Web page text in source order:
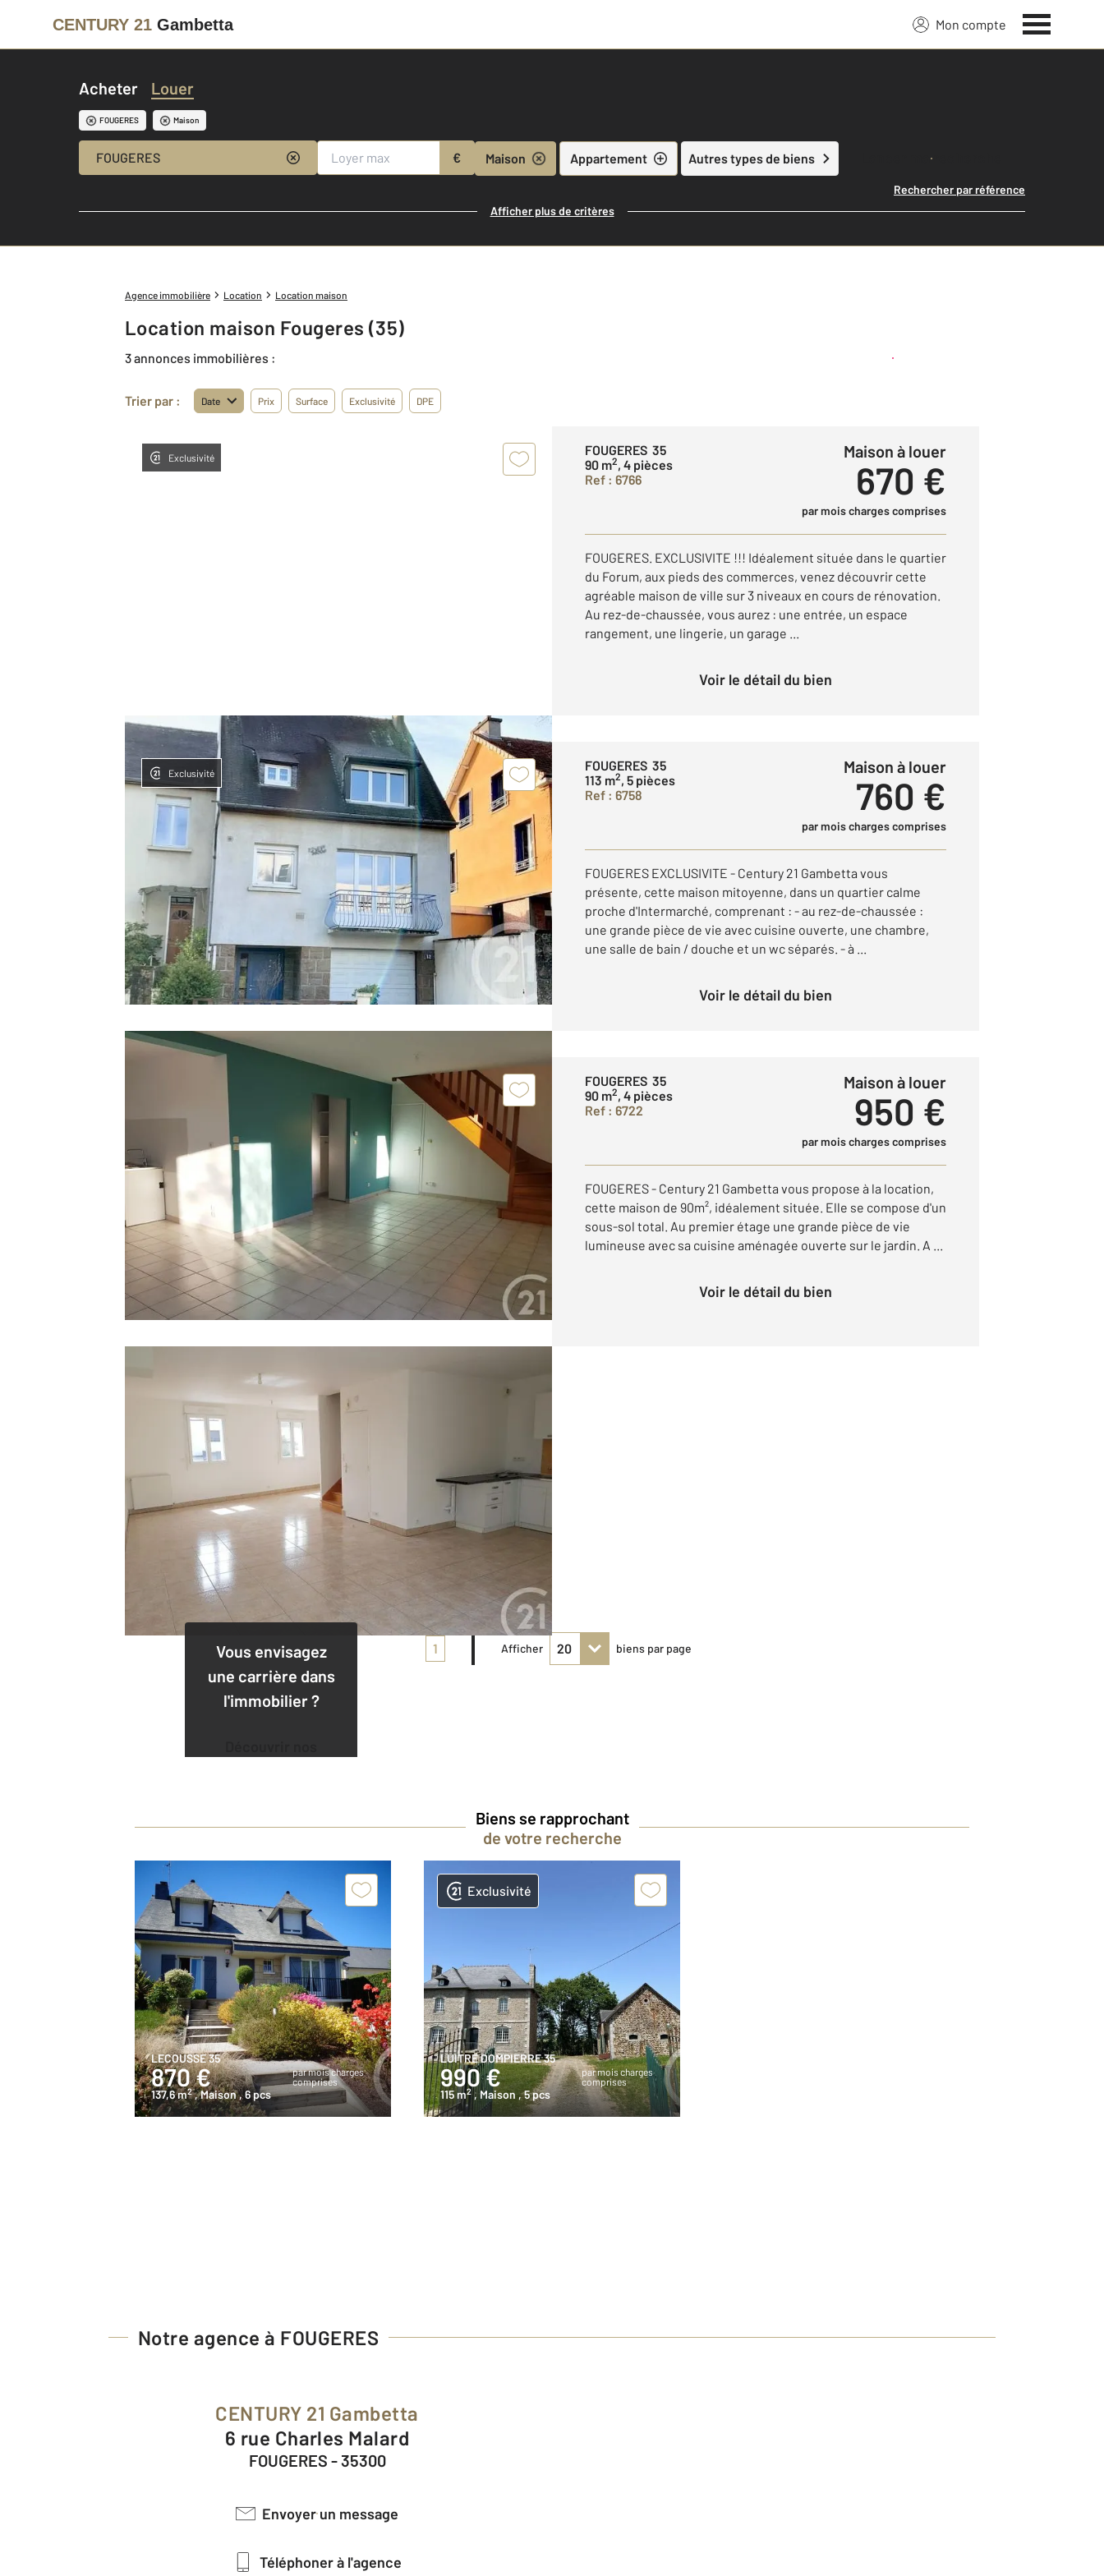
CENTURY 21 Gambetta Mon compte
Acheter Louer
FOUGERES Maison
FOUGERES € Maison Appartement Autres types de biens Lancer ma recherche
Rechercher par référence
Afficher plus de critères
Agence immobilière Location Location maison
Location maison Fougeres (35)
3 annonces immobilières : Créer une alerte
Trier par : Date Prix Surface Exclusivité DPE
Exclusivité
FOUGERES 35
90 m2, 4 pièces
Ref : 6766
Maison à louer
670 €
par mois charges comprises
FOUGERES. EXCLUSIVITE !!! Idéalement située dans le quartier
du Forum, aux pieds des commerces, venez découvrir cette
agréable maison de ville sur 3 niveaux en cours de rénovation.
Au rez-de-chaussée, vous aurez : une entrée, un espace
rangement, une lingerie, un garage ...
Voir le détail du bien
Exclusivité
FOUGERES 35
113 m2, 5 pièces
Ref : 6758
Maison à louer
760 €
par mois charges comprises
FOUGERES EXCLUSIVITE - Century 21 Gambetta vous
présente, cette maison mitoyenne, dans un quartier calme
proche d'Intermarché, comprenant : - au rez-de-chaussée :
une grande pièce de vie avec cuisine ouverte, une chambre,
une salle de bain / douche et un wc séparés. - à ...
Voir le détail du bien
FOUGERES 35
90 m2, 4 pièces
Ref : 6722
Maison à louer
950 €
par mois charges comprises
FOUGERES - Century 21 Gambetta vous propose à la location,
cette maison de 90m², idéalement située. Elle se compose d'un
sous-sol total. Au premier étage une grande pièce de vie
lumineuse avec sa cuisine aménagée ouverte sur le jardin. A ...
Voir le détail du bien
Vous envisagez
une carrière dans
l'immobilier ?
1 Afficher biens par page
Biens se rapprochant
de votre recherche
LECOUSSE 35
870 €
par mois charges
comprises
137,6 m2 , Maison, 6 pcs
Exclusivité
LUITRE DOMPIERRE 35
990 €
par mois charges
comprises
115 m2 , Maison , 5 pcs
Notre agence à FOUGERES
CENTURY 21 Gambetta
6 rue Charles Malard
FOUGERES - 35300
Envoyer un message
Téléphoner à l'agence